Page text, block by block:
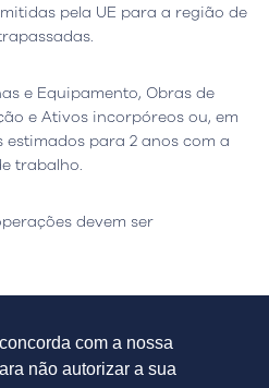
com a nossa
não autorizar a sua
pela UE para a região de
e Equipamento, Obras de
e Ativos incorpóreos ou, em
para 2 anos com a
trabalho.
devem ser
um custo total elegível igual